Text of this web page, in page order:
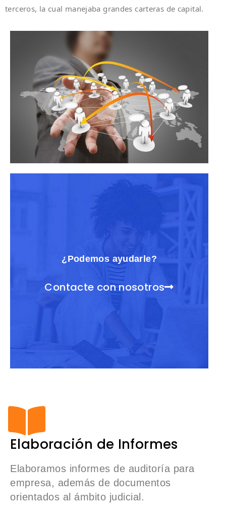
terceros, la cual manejaba grandes carteras de capital.
Contacte con nosotros
¿Podemos ayudarle?
Elaboración de Informes
Elaboramos informes de auditoría para
empresa, además de documentos
orientados al ámbito judicial.